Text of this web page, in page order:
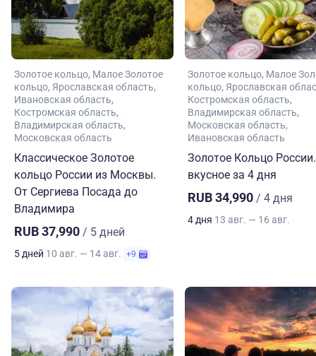
Золотое кольцо Малое Золотое
кольцо Ярославская область
Ивановская область
Костромская область
Владимирская область
Московская область
Классическое Золотое
кольцо России из Москвы.
От Сергиева Посада до
Владимира
RUB 37,990 / 5 дней
5 дней 10 авг. — 14 авг. +9
Золотое кольцо Малое
кольцо Ярославская
Костромская область
Владимирская область
Московская область
Ивановская область
Золотое Кольцо
вкусное за 4 дня
RUB 34,990 / 4 дня
4 дня 13 авг. — 16 авг.